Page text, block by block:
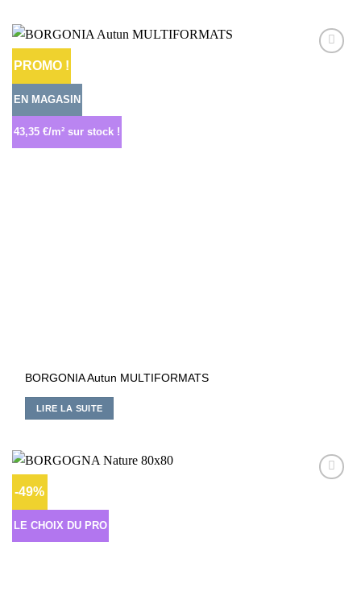
PROMO !
EN MAGASIN
43,35 €/m² sur stock !
BORGONIA Autun MULTIFORMATS
LIRE LA SUITE
-49%
LE CHOIX DU PRO